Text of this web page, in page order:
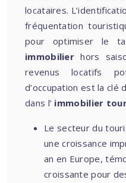
locataires.
fréquentation
pour optimiser le
immobilierhors
revenus locatifs
d’occupation est la clé
dans l’ immobilier
Le secteur du
une croissance
an en Europe,
croissante pour